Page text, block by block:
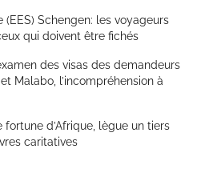
(EES) Schengen: les voyageurs
qui doivent être fichés
des visas des demandeurs
Malabo, l’incompréhension à
d’Afrique, lègue un tiers
caritatives